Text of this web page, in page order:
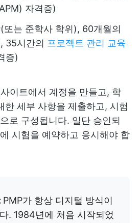
자격증)
또는 준학사 학위), 60개월의
35시간의 프로젝트 관리 교육
증)
이트에서 계정을 만들고, 학
한 세부 사항을 제출하고, 시험
로 구성됩니다. 일단 승인되
시험을 예약하고 응시해야 합
PMP가 항상 디지털 방식이
. 1984년에 처음 시작되었